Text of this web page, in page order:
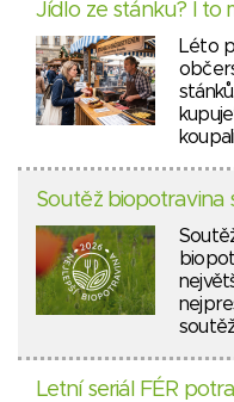
Jídlo ze stánku? I to
Léto
Soutěž biopotravina
Letní seriál FÉR